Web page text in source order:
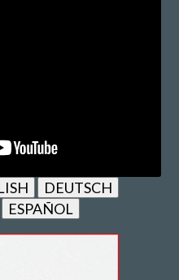
DEUTSCH
ESPAÑOL